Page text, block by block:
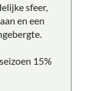
sfeer,
en een
15%